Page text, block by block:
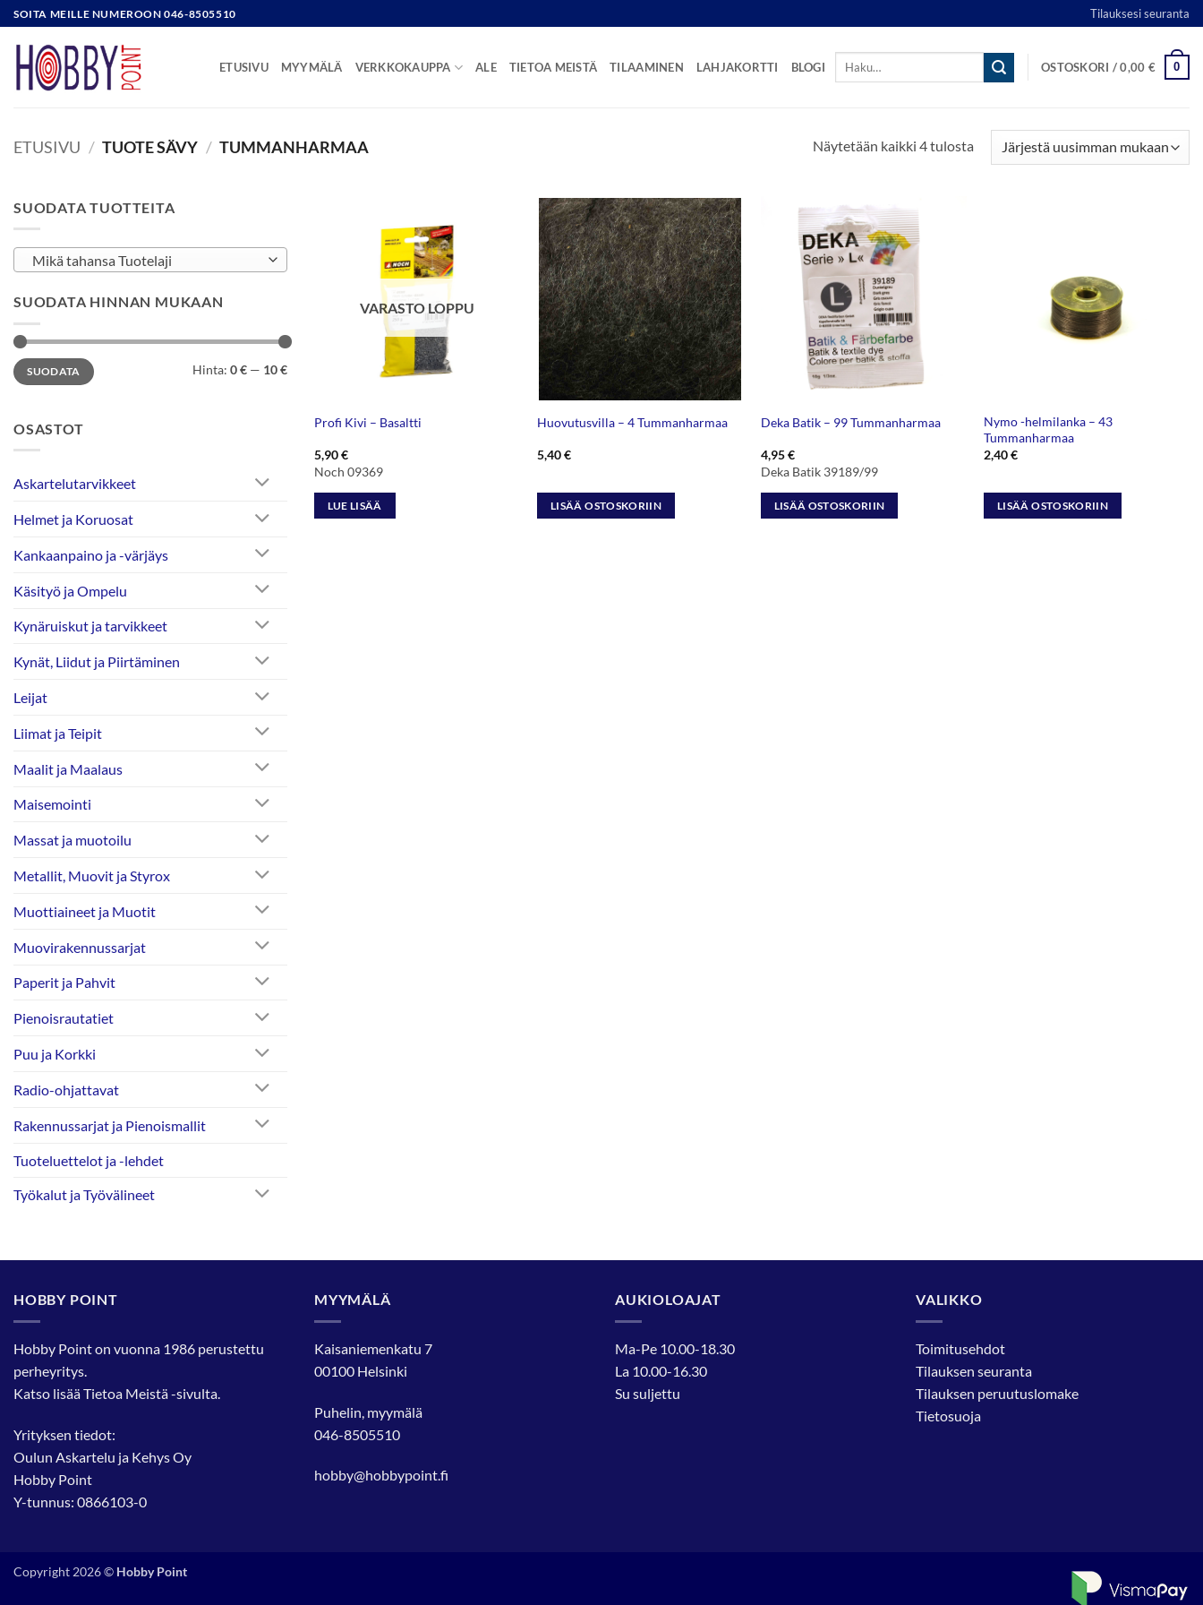
Skip
to
content
SOITA MEILLE NUMEROON 046-8505510 Tilauksesi seuranta
ETUSIVU MYYMÄLÄ VERKKOKAUPPA ALE TIETOA MEISTÄ TILAAMINEN LAHJAKORTTI BLOGI
Etsi:
OSTOSKORI /0,00 € 0
ETUSIVU / TUOTE SÄVY / TUMMANHARMAA Näytetään kaikki 4 tulostaSorted
SUODATA TUOTTEITA
Mikä tahansa Tuotelaji
SUODATA HINNAN MUKAAN
Minimihinta
Maksimihinta
SUODATA Hinta: 0 € — 10 €
OSASTOT
Askartelutarvikkeet
Helmet ja Koruosat
Kankaanpaino ja -värjäys
Käsityö ja Ompelu
Kynäruiskut ja tarvikkeet
Kynät, Liidut ja Piirtäminen
Leijat
Liimat ja Teipit
Maalit ja Maalaus
Maisemointi
Massat ja muotoilu
Metallit, Muovit ja Styrox
Muottiaineet ja Muotit
Muovirakennussarjat
Paperit ja Pahvit
Pienoisrautatiet
Puu ja Korkki
Radio-ohjattavat
Rakennussarjat ja Pienoismallit
Tuoteluettelot ja -lehdet
Työkalut ja Työvälineet
VARASTO LOPPU
Profi Kivi – Basaltti
5,90€
Noch 09369
LUE LISÄÄ
Huovutusvilla – 4 Tummanharmaa
5,40€
LISÄÄ OSTOSKORIIN
Deka Batik – 99 Tummanharmaa
4,95€
Deka Batik 39189/99
LISÄÄ OSTOSKORIIN
Nymo -helmilanka – 43
Tummanharmaa
2,40€
LISÄÄ OSTOSKORIIN
HOBBY POINT
Hobby Point on vuonna 1986 perustettu
perheyritys.
Katso lisääTietoa Meistä-sivulta.
Yrityksen tiedot:
Oulun Askartelu ja Kehys Oy
Hobby Point
Y-tunnus: 0866103-0
MYYMÄLÄ
Kaisaniemenkatu 7
00100 Helsinki
Puhelin, myymälä
046-8505510
hobby@hobbypoint.fi
AUKIOLOAJAT
Ma-Pe 10.00-18.30
La 10.00-16.30
Su suljettu
VALIKKO
Toimitusehdot
Tilauksen seuranta
Tilauksen peruutuslomake
Tietosuoja
Copyright 2026 © Hobby Point